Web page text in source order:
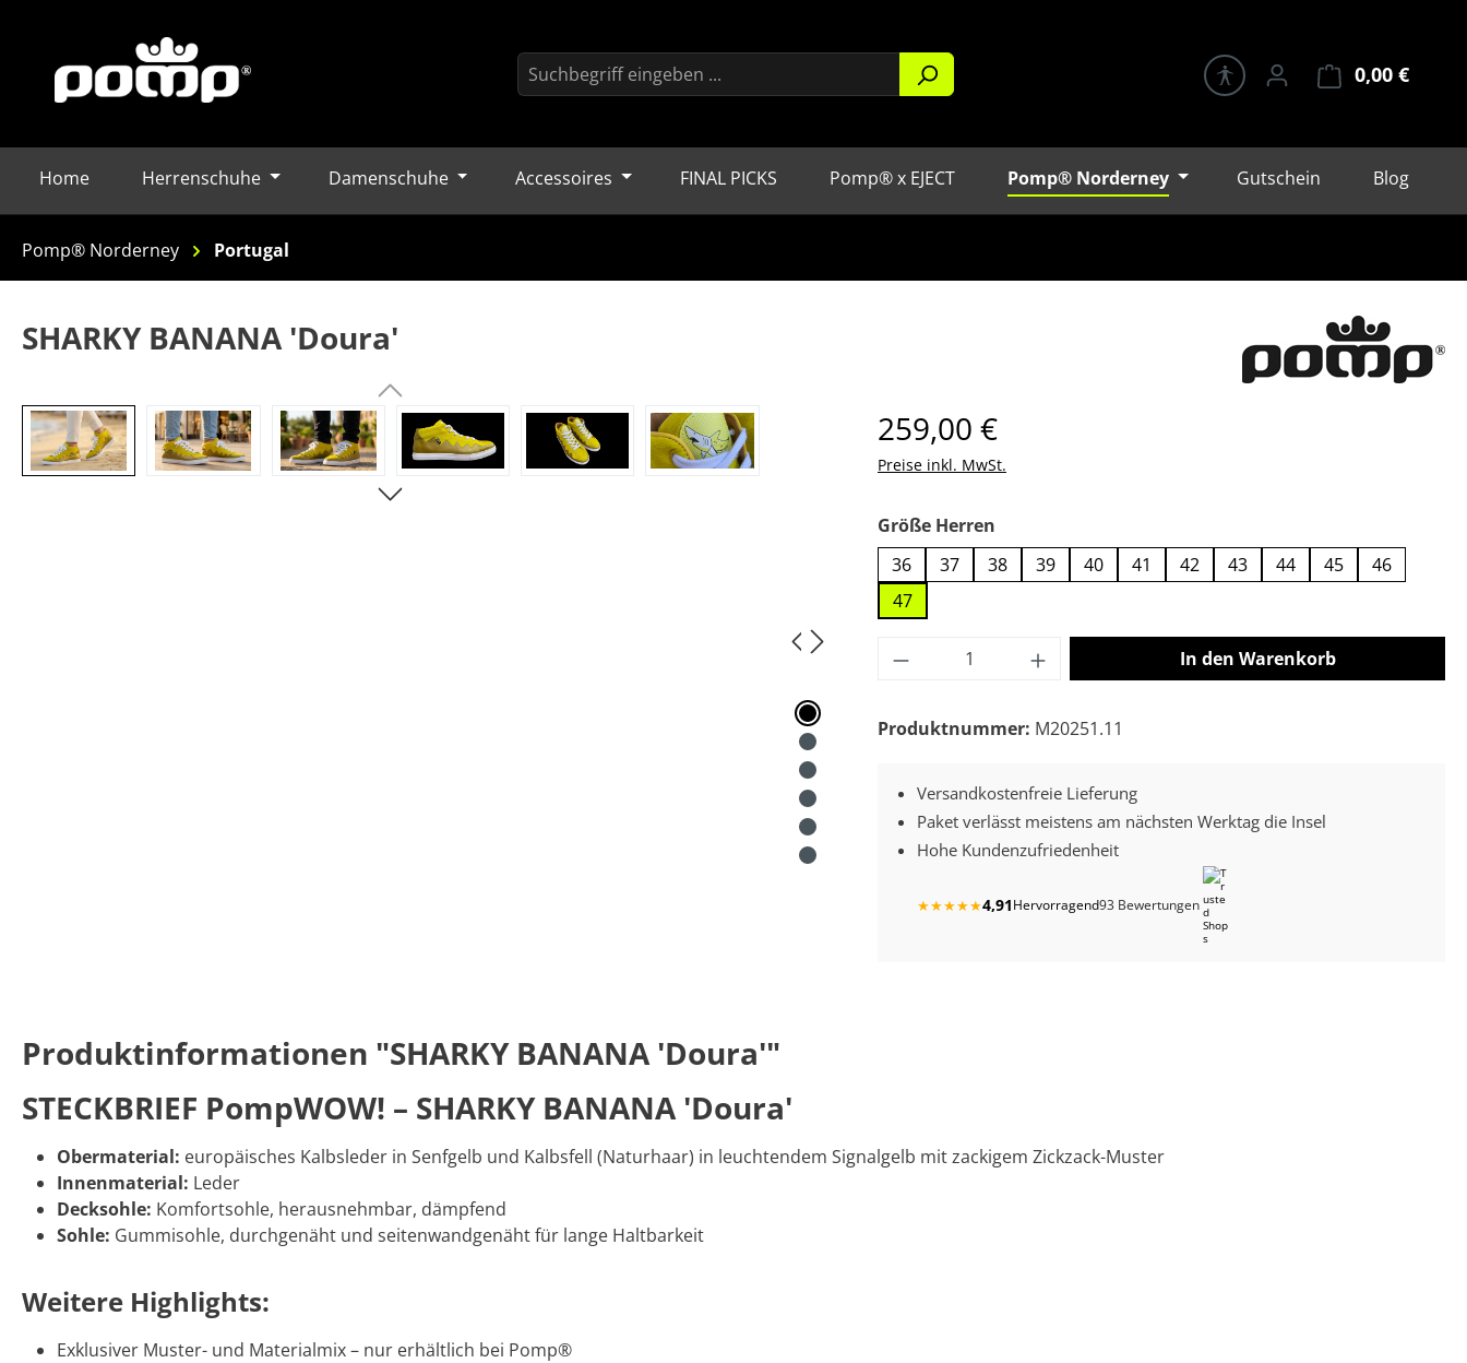
Hauptinhalt springen
Zur Suche springen
Zur Hauptnavigation springen
0,00 €
Home Herrenschuhe Damenschuhe Accessoires FINAL PICKS Pomp® x EJECT Pomp® Norderney Gutschein Blog
Pomp® Norderney Portugal
SHARKY BANANA 'Doura'
Bildergalerie überspringen Regulärer Preis:
259,00 €
Preise inkl. MwSt.
Größe Herren
36
37 38 39 40 41 42 43 44 45
46
47
Produkt Anzahl: Gib den gewünschten Wert
In den Warenkorb
Produktnummer: M20251.11
Versandkostenfreie Lieferung
Paket verlässt meistens am nächsten Werktag die Insel
Hohe Kundenzufriedenheit
★★★★★4,91Hervorragend93 Bewertungen
Produktinformationen "SHARKY BANANA 'Doura'"
STECKBRIEF PompWOW! – SHARKY BANANA 'Doura'
Obermaterial: europäisches Kalbsleder in Senfgelb und Kalbsfell (Naturhaar) in leuchtendem Signalgelb mit zackigem Zickzack-Muster
Innenmaterial: Leder
Decksohle: Komfortsohle, herausnehmbar, dämpfend
Sohle: Gummisohle, durchgenäht und seitenwandgenäht für lange Haltbarkeit
Weitere Highlights:
Exklusiver Muster- und Materialmix – nur erhältlich bei Pomp®